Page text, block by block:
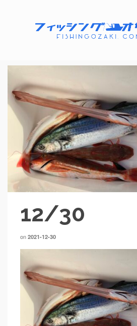
12/30
on 2021-12-30